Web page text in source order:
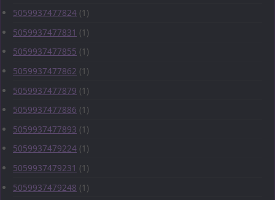
5059937477824 (1)
5059937477831 (1)
5059937477855 (1)
5059937477862 (1)
5059937477879 (1)
5059937477886 (1)
5059937477893 (1)
5059937479224 (1)
5059937479231 (1)
5059937479248 (1)